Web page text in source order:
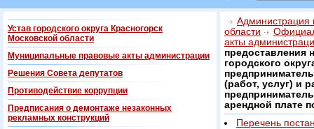
Устав городского округа Красногорск
Московской области
Муниципальные правовые акты администрации
Решения Совета депутатов
Противодействие коррупции
Предписания о демонтаже незаконных
рекламных конструкций
Администрация
области
акты
предоставления
городского
(работ, услуг) и
арендной плате
Перечень